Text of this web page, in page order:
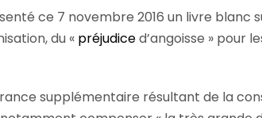
ce 7 novembre 2016 un livre
du « préjudiced’angoisse » pour
supplémentaire résultant de la